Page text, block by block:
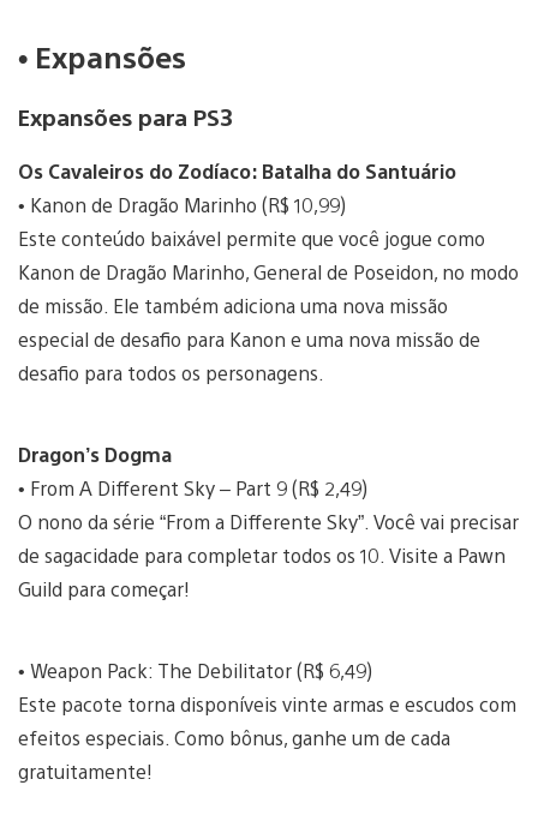
• Expansões
Expansões para PS3
Os Cavaleiros do Zodíaco: Batalha do Santuário
• Kanon de Dragão Marinho (R$ 10,99)
Este conteúdo baixável permite que você jogue como
Kanon de Dragão Marinho, General de Poseidon, no modo
de missão. Ele também adiciona uma nova missão
especial de desafio para Kanon e uma nova missão de
desafio para todos os personagens.
Dragon’s Dogma
• From A Different Sky – Part 9 (R$ 2,49)
O nono da série “From a Differente Sky”. Você vai precisar
de sagacidade para completar todos os 10. Visite a Pawn
Guild para começar!
• Weapon Pack: The Debilitator (R$ 6,49)
Este pacote torna disponíveis vinte armas e escudos com
efeitos especiais. Como bônus, ganhe um de cada
gratuitamente!